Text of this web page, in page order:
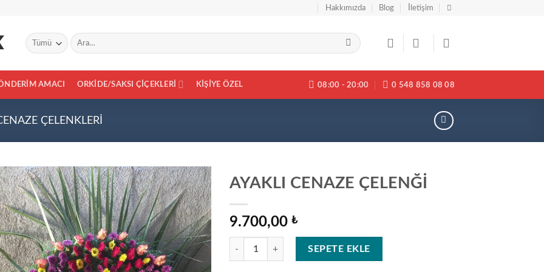
Hakkımızda Blog İletişim
Ara:
AMACI ORKIDE/SAKSI ÇIÇEKLERI KIŞIYE ÖZEL 08:00 - 20:00 0 548 858 08 08
ÇELENKLERI
Add to
wishlist
AYAKLI CENAZE ÇELENĞİ
9.700,00₺
AYAKLI CENAZE ÇELENĞİ adet
SEPETE EKLE